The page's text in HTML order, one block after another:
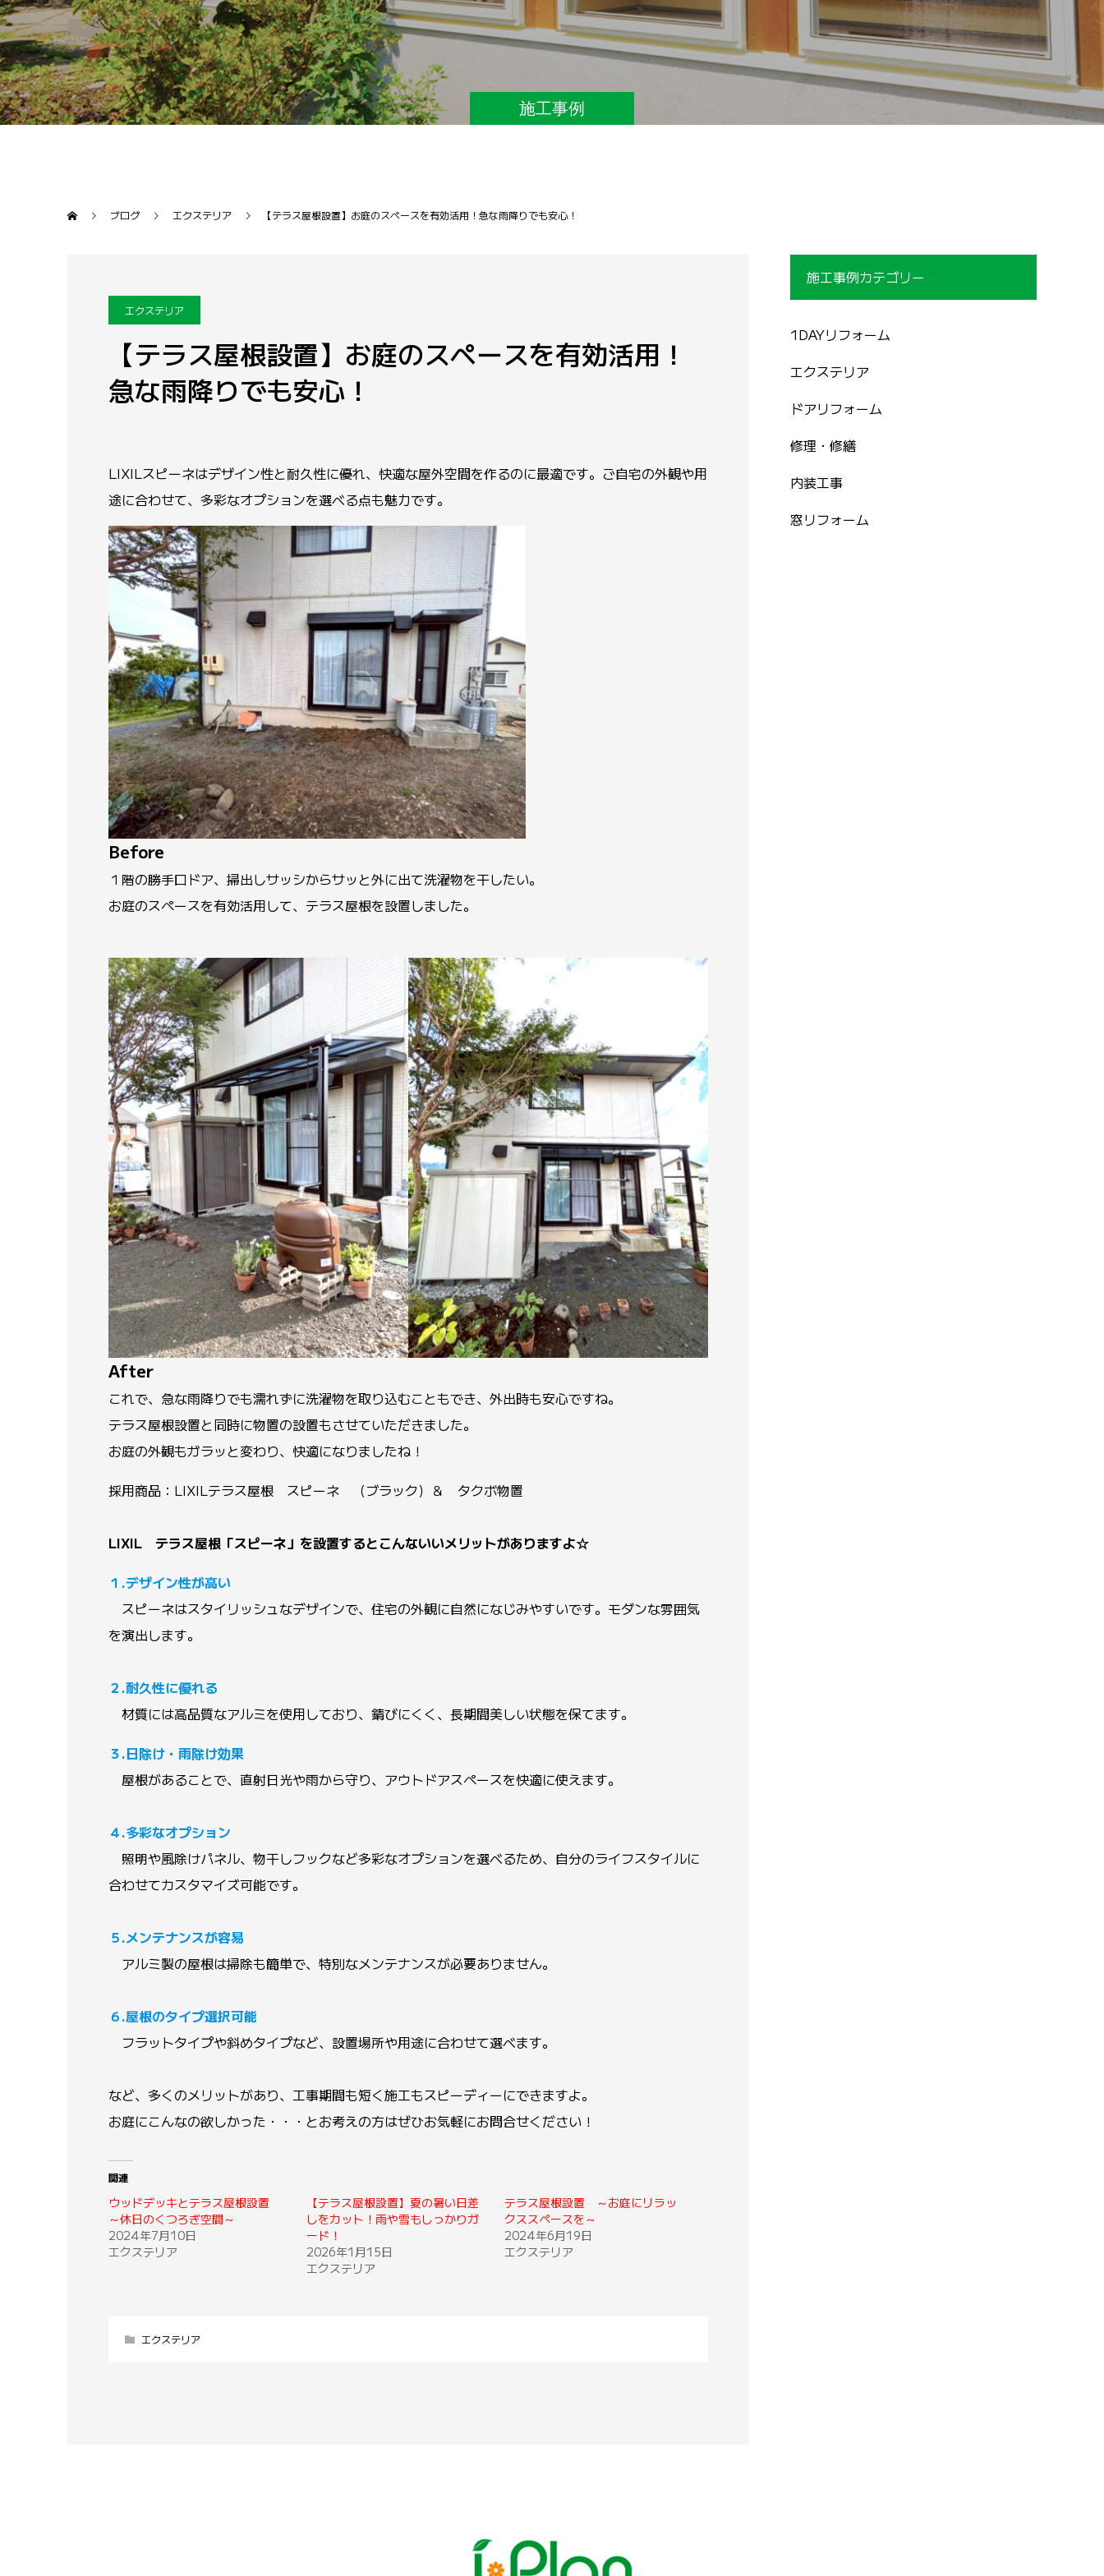
施工事例
ブログ エクステリア 【テラス屋根設置】お庭のスペースを有効活用！急な雨降りでも安心！
エクステリア
【テラス屋根設置】お庭のスペースを有効活用！
急な雨降りでも安心！
LIXILスピーネはデザイン性と耐久性に優れ、快適な屋外空間を作るのに最適です。ご自宅の外観や用
途に合わせて、多彩なオプションを選べる点も魅力です。
Before
１階の勝手口ドア、掃出しサッシからサッと外に出て洗濯物を干したい。
お庭のスペースを有効活用して、テラス屋根を設置しました。
After
これで、急な雨降りでも濡れずに洗濯物を取り込むこともでき、外出時も安心ですね。
テラス屋根設置と同時に物置の設置もさせていただきました。
お庭の外観もガラッと変わり、快適になりましたね！
採用商品：LIXILテラス屋根 スピーネ （ブラック）＆ タクボ物置
LIXIL テラス屋根「スピーネ」を設置するとこんないいメリットがありますよ☆
１.デザイン性が高い
スピーネはスタイリッシュなデザインで、住宅の外観に自然になじみやすいです。モダンな雰囲気
を演出します。
２.耐久性に優れる
材質には高品質なアルミを使用しており、錆びにくく、長期間美しい状態を保てます。
３.日除け・雨除け効果
屋根があることで、直射日光や雨から守り、アウトドアスペースを快適に使えます。
４.多彩なオプション
照明や風除けパネル、物干しフックなど多彩なオプションを選べるため、自分のライフスタイルに
合わせてカスタマイズ可能です。
５.メンテナンスが容易
アルミ製の屋根は掃除も簡単で、特別なメンテナンスが必要ありません。
６.屋根のタイプ選択可能
フラットタイプや斜めタイプなど、設置場所や用途に合わせて選べます。
など、多くのメリットがあり、工事期間も短く施工もスピーディーにできますよ。
お庭にこんなの欲しかった・・・とお考えの方はぜひお気軽にお問合せください！
関連
ウッドデッキとテラス屋根設置
～休日のくつろぎ空間～
2024年7月10日
エクステリア
【テラス屋根設置】夏の暑い日差
しをカット！雨や雪もしっかりガ
ード！
2026年1月15日
エクステリア
テラス屋根設置 ～お庭にリラッ
クススペースを～
2024年6月19日
エクステリア
エクステリア
施工事例カテゴリー
1DAYリフォーム
エクステリア
ドアリフォーム
修理・修繕
内装工事
窓リフォーム